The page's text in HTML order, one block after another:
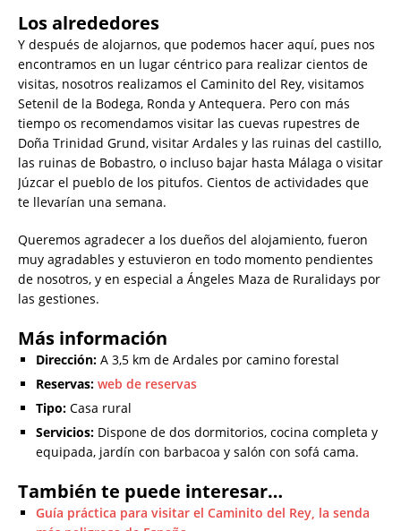
Los alrededores
Y después de alojarnos, que podemos hacer aquí, pues nos
encontramos en un lugar céntrico para realizar cientos de
visitas, nosotros realizamos el Caminito del Rey, visitamos
Setenil de la Bodega, Ronda y Antequera. Pero con más
tiempo os recomendamos visitar las cuevas rupestres de
Doña Trinidad Grund, visitar Ardales y las ruinas del castillo,
las ruinas de Bobastro, o incluso bajar hasta Málaga o visitar
Júzcar el pueblo de los pitufos. Cientos de actividades que
te llevarían una semana.
Queremos agradecer a los dueños del alojamiento, fueron
muy agradables y estuvieron en todo momento pendientes
de nosotros, y en especial a Ángeles Maza de Ruralidays por
las gestiones.
Más información
Dirección: A 3,5 km de Ardales por camino forestal
Reservas: web de reservas
Tipo: Casa rural
Servicios: Dispone de dos dormitorios, cocina completa y
equipada, jardín con barbacoa y salón con sofá cama.
También te puede interesar…
Guía práctica para visitar el Caminito del Rey, la senda